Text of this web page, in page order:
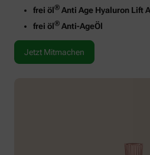
frei öl® Anti Age Hyaluron Lift
frei öl® Anti-AgeÖl
Jetzt Mitmachen